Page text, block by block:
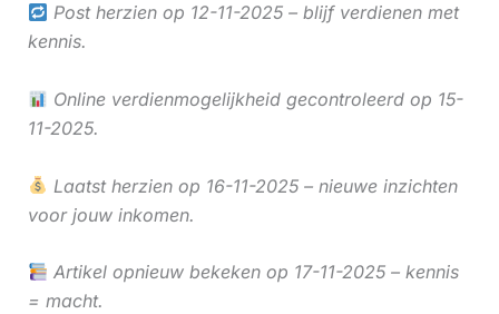
Post herzien op 12-11-2025 – blijf verdienen met
kennis.
Online verdienmogelijkheid gecontroleerd op 15-
11-2025.
Laatst herzien op 16-11-2025 – nieuwe inzichten
voor jouw inkomen.
Artikel opnieuw bekeken op 17-11-2025 – kennis
= macht.